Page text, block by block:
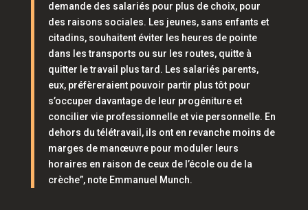
demande des salariés pour plus de choix, pour
des raisons sociales. Les jeunes, sans enfants et
citadins, souhaitent éviter les heures de pointe
dans les transports ou sur les routes, quitte à
quitter le travail plus tard. Les salariés parents,
eux, préfèreraient pouvoir partir plus tôt pour
s’occuper davantage de leur progéniture et
concilier vie professionnelle et vie personnelle. En
dehors du télétravail, ils ont en revanche moins de
marges de manœuvre pour moduler leurs
horaires en raison de ceux de l’école ou de la
crèche”, note Emmanuel Munch.